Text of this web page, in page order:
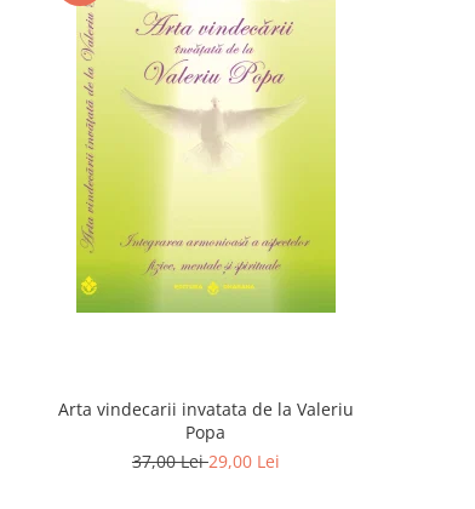
Arta vindecarii invatata de la Valeriu
Popa
37,00 Lei29,00 Lei